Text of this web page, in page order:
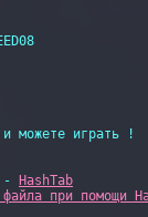
можете играть !
- HashTab
при помощи